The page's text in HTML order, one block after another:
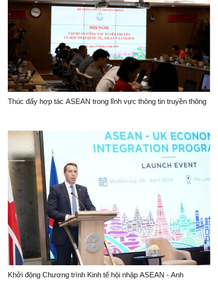
Thúc đẩy hợp tác ASEAN trong lĩnh vực thông tin truyền thông
Khởi động Chương trình Kinh tế hội nhập ASEAN - Anh